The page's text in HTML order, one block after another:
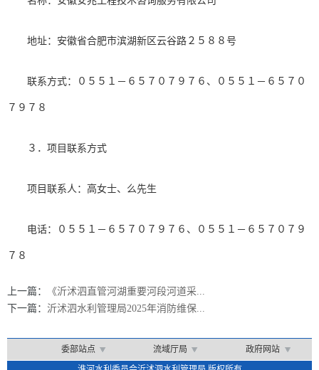
地址： 安徽省合肥市滨湖新区云谷路 ２５８８号
联系方式： ０５５１－６５７０７９７６ 、 ０５５１－６５７０
７９７８
３．项目联系方式
项目联系人： 高女士、么先生
电话： ０５５１－６５７０７９７６、０５５１－６５７０７９
７８
上一篇：
《沂沭泗直管河湖重要河段河道采...
下一篇： 沂沭泗水利管理局2025年消防维保...
委部站点 流域厅局
政府网站